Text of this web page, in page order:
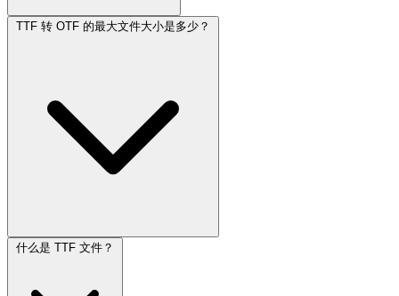
TTF 转 OTF 的最大文件大小是多少？
什么是 TTF 文件？